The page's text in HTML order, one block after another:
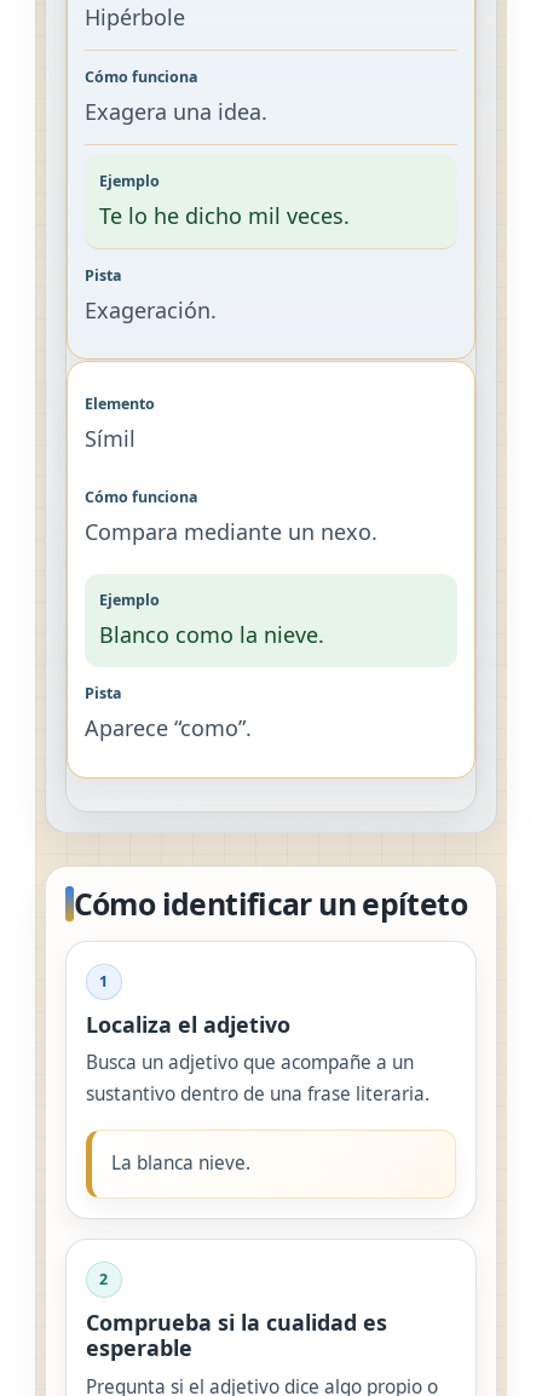
Hipérbole
Exagera una idea.
Te lo he dicho mil veces.
Exageración.
Símil
Compara mediante un nexo.
Blanco como la nieve.
Aparece “como”.
Cómo identificar un epíteto
1
Localiza el adjetivo
Busca un adjetivo que acompañe a un
sustantivo dentro de una frase literaria.
La blanca nieve.
2
Comprueba si la cualidad es
esperable
Pregunta si el adjetivo dice algo propio o